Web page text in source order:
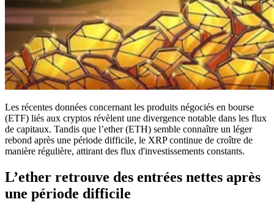
Les récentes données concernant les produits négociés en bourse
(ETF) liés aux cryptos révèlent une divergence notable dans les flux
de capitaux. Tandis que l’ether (ETH) semble connaître un léger
rebond après une période difficile, le XRP continue de croître de
manière régulière, attirant des flux d'investissements constants.
L’ether retrouve des entrées nettes après
une période difficile